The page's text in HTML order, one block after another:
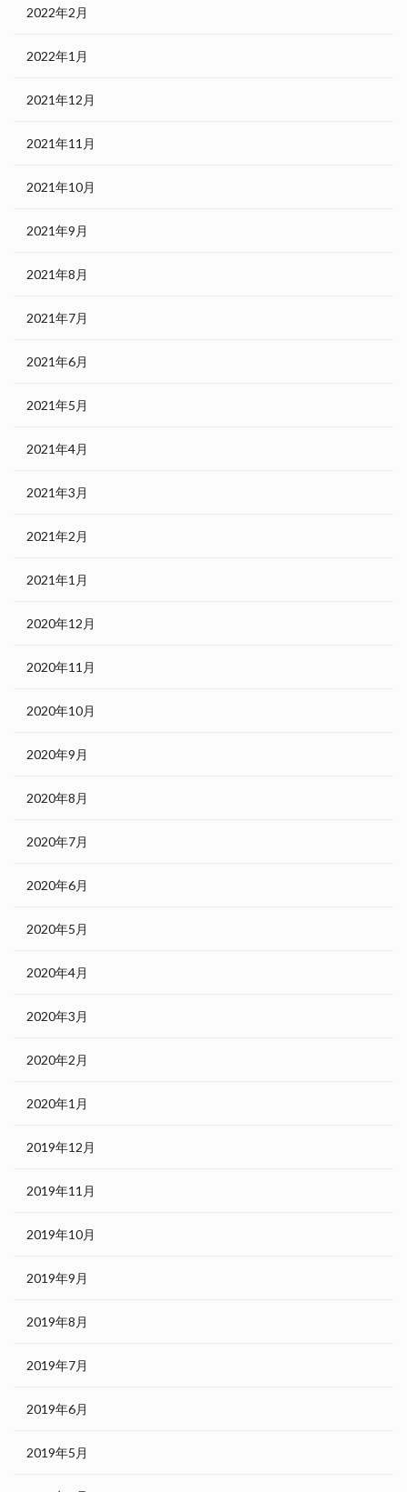
2022年2月
2022年1月
2021年12月
2021年11月
2021年10月
2021年9月
2021年8月
2021年7月
2021年6月
2021年5月
2021年4月
2021年3月
2021年2月
2021年1月
2020年12月
2020年11月
2020年10月
2020年9月
2020年8月
2020年7月
2020年6月
2020年5月
2020年4月
2020年3月
2020年2月
2020年1月
2019年12月
2019年11月
2019年10月
2019年9月
2019年8月
2019年7月
2019年6月
2019年5月